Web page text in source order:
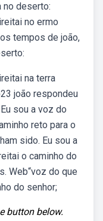
no deserto:
no ermo
tempos de joão,
na terra
joão respondeu
sou a voz do
reto para o
sido. Eu sou a
o caminho do
Web“voz do que
do senhor;
button below.